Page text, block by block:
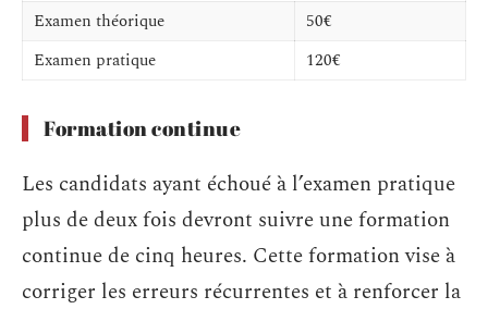
Examen théorique
50€
Examen pratique
120€
Formation continue
Les candidats ayant échoué à l’examen pratique
plus de deux fois devront suivre une formation
continue de cinq heures. Cette formation vise à
corriger les erreurs récurrentes et à renforcer la